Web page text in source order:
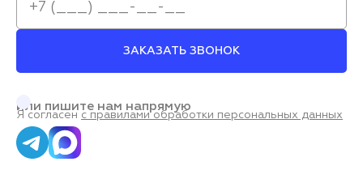
ЗАКАЗАТЬ ЗВОНОК
Я согласен с правилами обработки персональных данных
или пишите нам напрямую